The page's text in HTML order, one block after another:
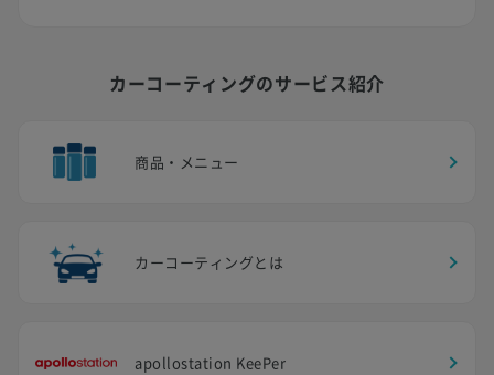
カーコーティングのサービス紹介
商品・メニュー
カーコーティングとは
apollostation KeePer